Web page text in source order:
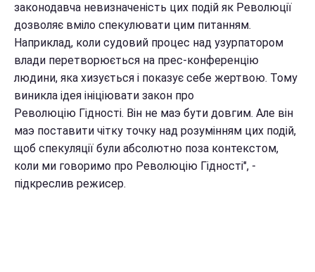
законодавча невизначеність цих подій як Революції
дозволяє вміло спекулювати цим питанням.
Наприклад, коли судовий процес над узурпатором
влади перетворюється на прес-конференцію
людини, яка хизується і показує себе жертвою. Тому
виникла ідея ініціювати закон про
Революцію Гідності. Він не маэ бути довгим. Але він
маэ поставити чітку точку над розумінням цих подій,
щоб спекуляції були абсолютно поза контекстом,
коли ми говоримо про Революцію Гідності", -
підкреслив режисер.